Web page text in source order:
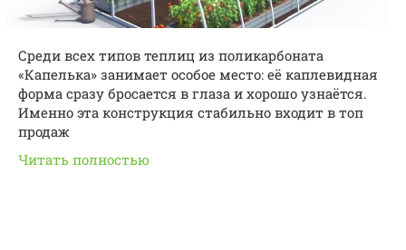
Среди всех типов теплиц из поликарбоната
«Капелька» занимает особое место: её каплевидная
форма сразу бросается в глаза и хорошо узнаётся.
Именно эта конструкция стабильно входит в топ
продаж
Читать полностью